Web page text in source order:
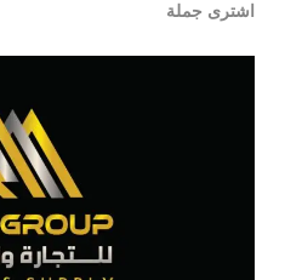
اشترى جملة